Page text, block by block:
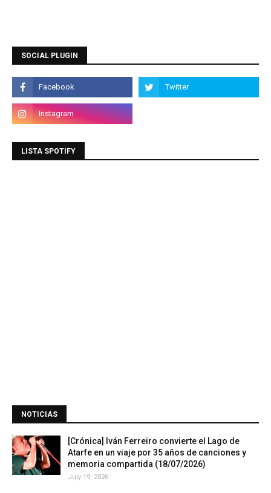
SOCIAL PLUGIN
LISTA SPOTIFY
NOTICIAS
[Crónica] Iván Ferreiro convierte el Lago de
Atarfe en un viaje por 35 años de canciones y
memoria compartida (18/07/2026)
July 19, 2026